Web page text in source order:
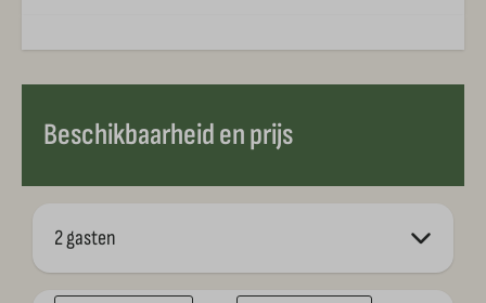
Beschikbaarheid en prijs
2 gasten